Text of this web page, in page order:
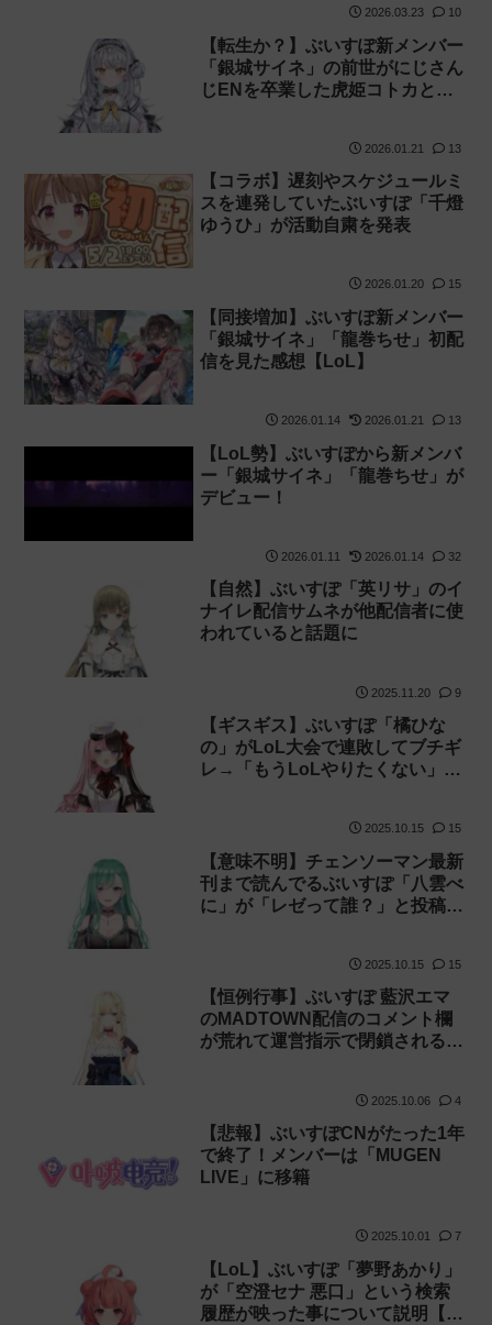
2026.03.23 10
【転生か？】ぶいすぽ新メンバー
「銀城サイネ」の前世がにじさん
じENを卒業した虎姫コトカとい
2026.01.21 13
【コラボ】遅刻やスケジュールミ
スを連発していたぶいすぽ「千燈
ゆうひ」が活動自粛を発表
2026.01.20 15
【同接増加】ぶいすぽ新メンバー
「銀城サイネ」「龍巻ちせ」初配
信を見た感想【LoL】
2026.01.14 2026.01.21 13
【LoL勢】ぶいすぽから新メンバ
ー「銀城サイネ」「龍巻ちせ」が
デビュー！
2026.01.11 2026.01.14 32
【自然】ぶいすぽ「英リサ」のイ
ナイレ配信サムネが他配信者に使
われていると話題に
2025.11.20 9
【ギスギス】ぶいすぽ「橘ひな
の」がLoL大会で連敗してブチギ
レ→「もうLoLやりたくない」と
2025.10.15 15
【意味不明】チェンソーマン最新
刊まで読んでるぶいすぽ「八雲べ
に」が「レゼって誰？」と投稿→
2025.10.15 15
【恒例行事】ぶいすぽ 藍沢エマ
のMADTOWN配信のコメント欄
が荒れて運営指示で閉鎖される！
2025.10.06 4
【悲報】ぶいすぽCNがたった1年
で終了！メンバーは「MUGEN
LIVE」に移籍
2025.10.01 7
【LoL】ぶいすぽ「夢野あかり」
が「空澄セナ 悪口」という検索
履歴が映った事について説明【あ